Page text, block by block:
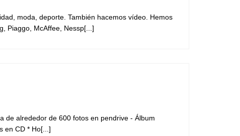
moda, deporte. También hacemos vídeo. Hemos
Piaggo, McAffee, Nessp[...]
de alrededor de 600 fotos en pendrive - Álbum
en CD * Ho[...]